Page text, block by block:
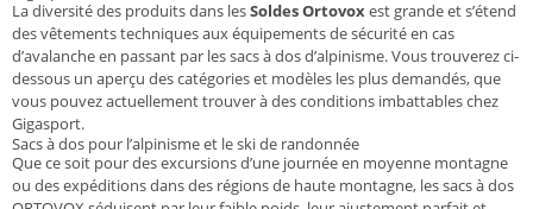
La diversité des produits dans lesSoldes Ortovoxest grande et s’étend
des vêtements techniques aux équipements de sécurité en cas
d’avalanche en passant par les sacs à dos d’alpinisme. Vous trouverez ci-
dessous un aperçu des catégories et modèles les plus demandés, que
vous pouvez actuellement trouver à des conditions imbattables chez
Gigasport.
Sacs à dos pour l’alpinisme et le ski de randonnée
Que ce soit pour des excursions d’une journée en moyenne montagne
ou des expéditions dans des régions de haute montagne, les sacs à dos